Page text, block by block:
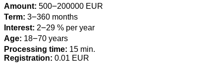
Amount: 500౼200000 EUR
Term: 3౼360 months
Interest: 2౼29 % per year
Age: 18౼70 years
Processing time: 15 min.
Registration: 0.01 EUR